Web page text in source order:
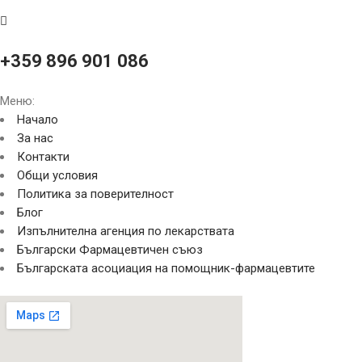
+359 896 901 086
Меню:
Начало
За нас
Контакти
Общи условия
Политика за поверителност
Блог
Изпълнителна агенция по лекарствата
Български Фармацевтичен съюз
Българската асоциация на помощник-фармацевтите